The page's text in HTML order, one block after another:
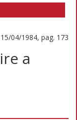
04/1984, pag. 173
a